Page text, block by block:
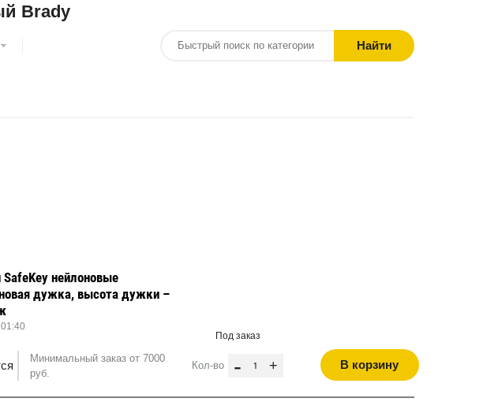
Brady
Найти
нейлоновые
дужка, высота дужки –
Минимальный заказ от 7000
руб.
Под заказ
Кол-во - + В корзину